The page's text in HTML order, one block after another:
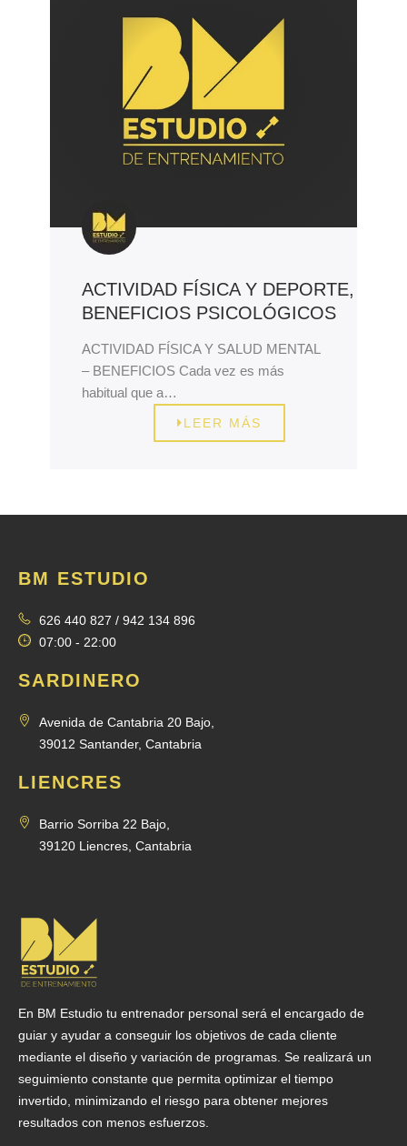
ACTIVIDAD FÍSICA Y DEPORTE,
BENEFICIOS PSICOLÓGICOS
ACTIVIDAD FÍSICA Y SALUD MENTAL
– BENEFICIOS Cada vez es más
habitual que a…
LEER MÁS
BM ESTUDIO
626 440 827 / 942 134 896
07:00 - 22:00
SARDINERO
Avenida de Cantabria 20 Bajo,
39012 Santander, Cantabria
LIENCRES
Barrio Sorriba 22 Bajo,
39120 Liencres, Cantabria
En BM Estudio tu entrenador personal será el encargado de
guiar y ayudar a conseguir los objetivos de cada cliente
mediante el diseño y variación de programas. Se realizará un
seguimiento constante que permita optimizar el tiempo
invertido, minimizando el riesgo para obtener mejores
resultados con menos esfuerzos.